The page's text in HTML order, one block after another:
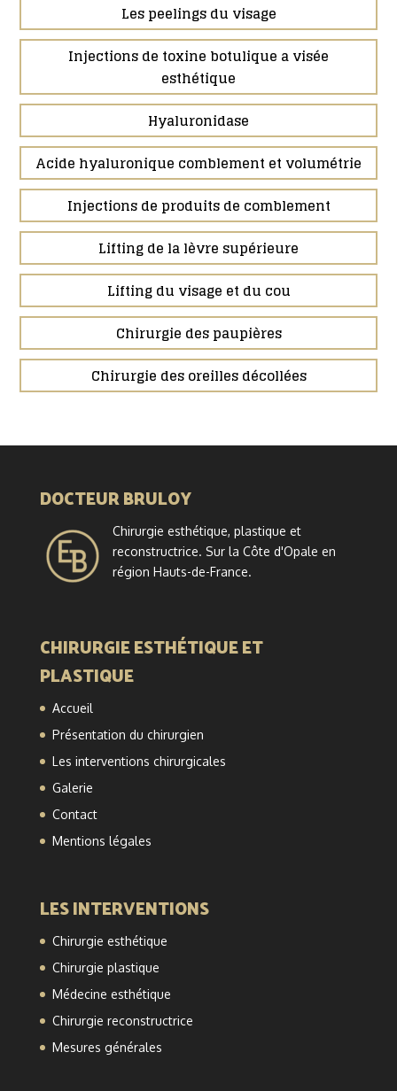
Les peelings du visage
Injections de toxine botulique a visée
esthétique
Hyaluronidase
Acide hyaluronique comblement et volumétrie
Injections de produits de comblement
Lifting de la lèvre supérieure
Lifting du visage et du cou
Chirurgie des paupières
Chirurgie des oreilles décollées
DOCTEUR BRULOY
Chirurgie esthétique, plastique et
reconstructrice. Sur la Côte d'Opale en
région Hauts-de-France.
CHIRURGIE ESTHÉTIQUE ET
PLASTIQUE
Accueil
Présentation du chirurgien
Les interventions chirurgicales
Galerie
Contact
Mentions légales
LES INTERVENTIONS
Chirurgie esthétique
Chirurgie plastique
Médecine esthétique
Chirurgie reconstructrice
Mesures générales